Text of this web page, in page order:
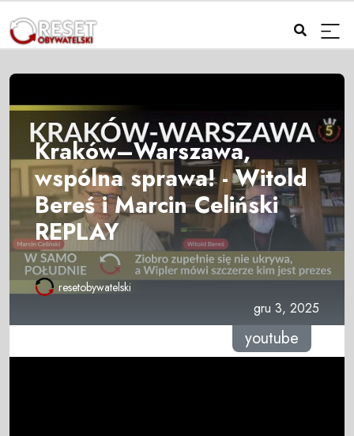
Kraków–Warszawa,
wspólna sprawa! - Witold
Bereś i Marcin Celiński
REPLAY
resetobywatelski
gru 3, 2025
youtube